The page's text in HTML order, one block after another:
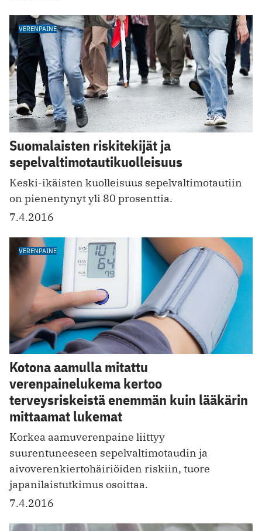
VERENPAINE
Suomalaisten riskitekijät ja
sepelvaltimotautikuolleisuus
Keski-ikäisten kuolleisuus sepelvaltimotautiin
on pienentynyt yli 80 prosenttia.
7.4.2016
VERENPAINE
Kotona aamulla mitattu
verenpainelukema kertoo
terveysriskeistä enemmän kuin lääkärin
mittaamat lukemat
Korkea aamuverenpaine liittyy
suurentuneeseen sepelvaltimotaudin ja
aivoverenkiertohäiriöiden riskiin, tuore
japanilaistutkimus osoittaa.
7.4.2016